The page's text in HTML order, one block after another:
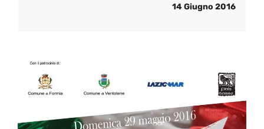
14 Giugno 2016